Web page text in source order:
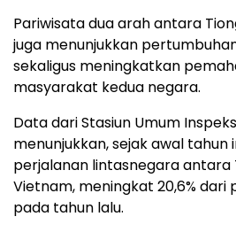
Pariwisata dua arah antara
juga menunjukkan
sekaligus meningkatkan
masyarakat kedua negara.
Data dari Stasiun Umum
menunjukkan, sejak awal
perjalanan lintasnegara antara
Vietnam, meningkat 20,6% dari
pada tahun lalu.